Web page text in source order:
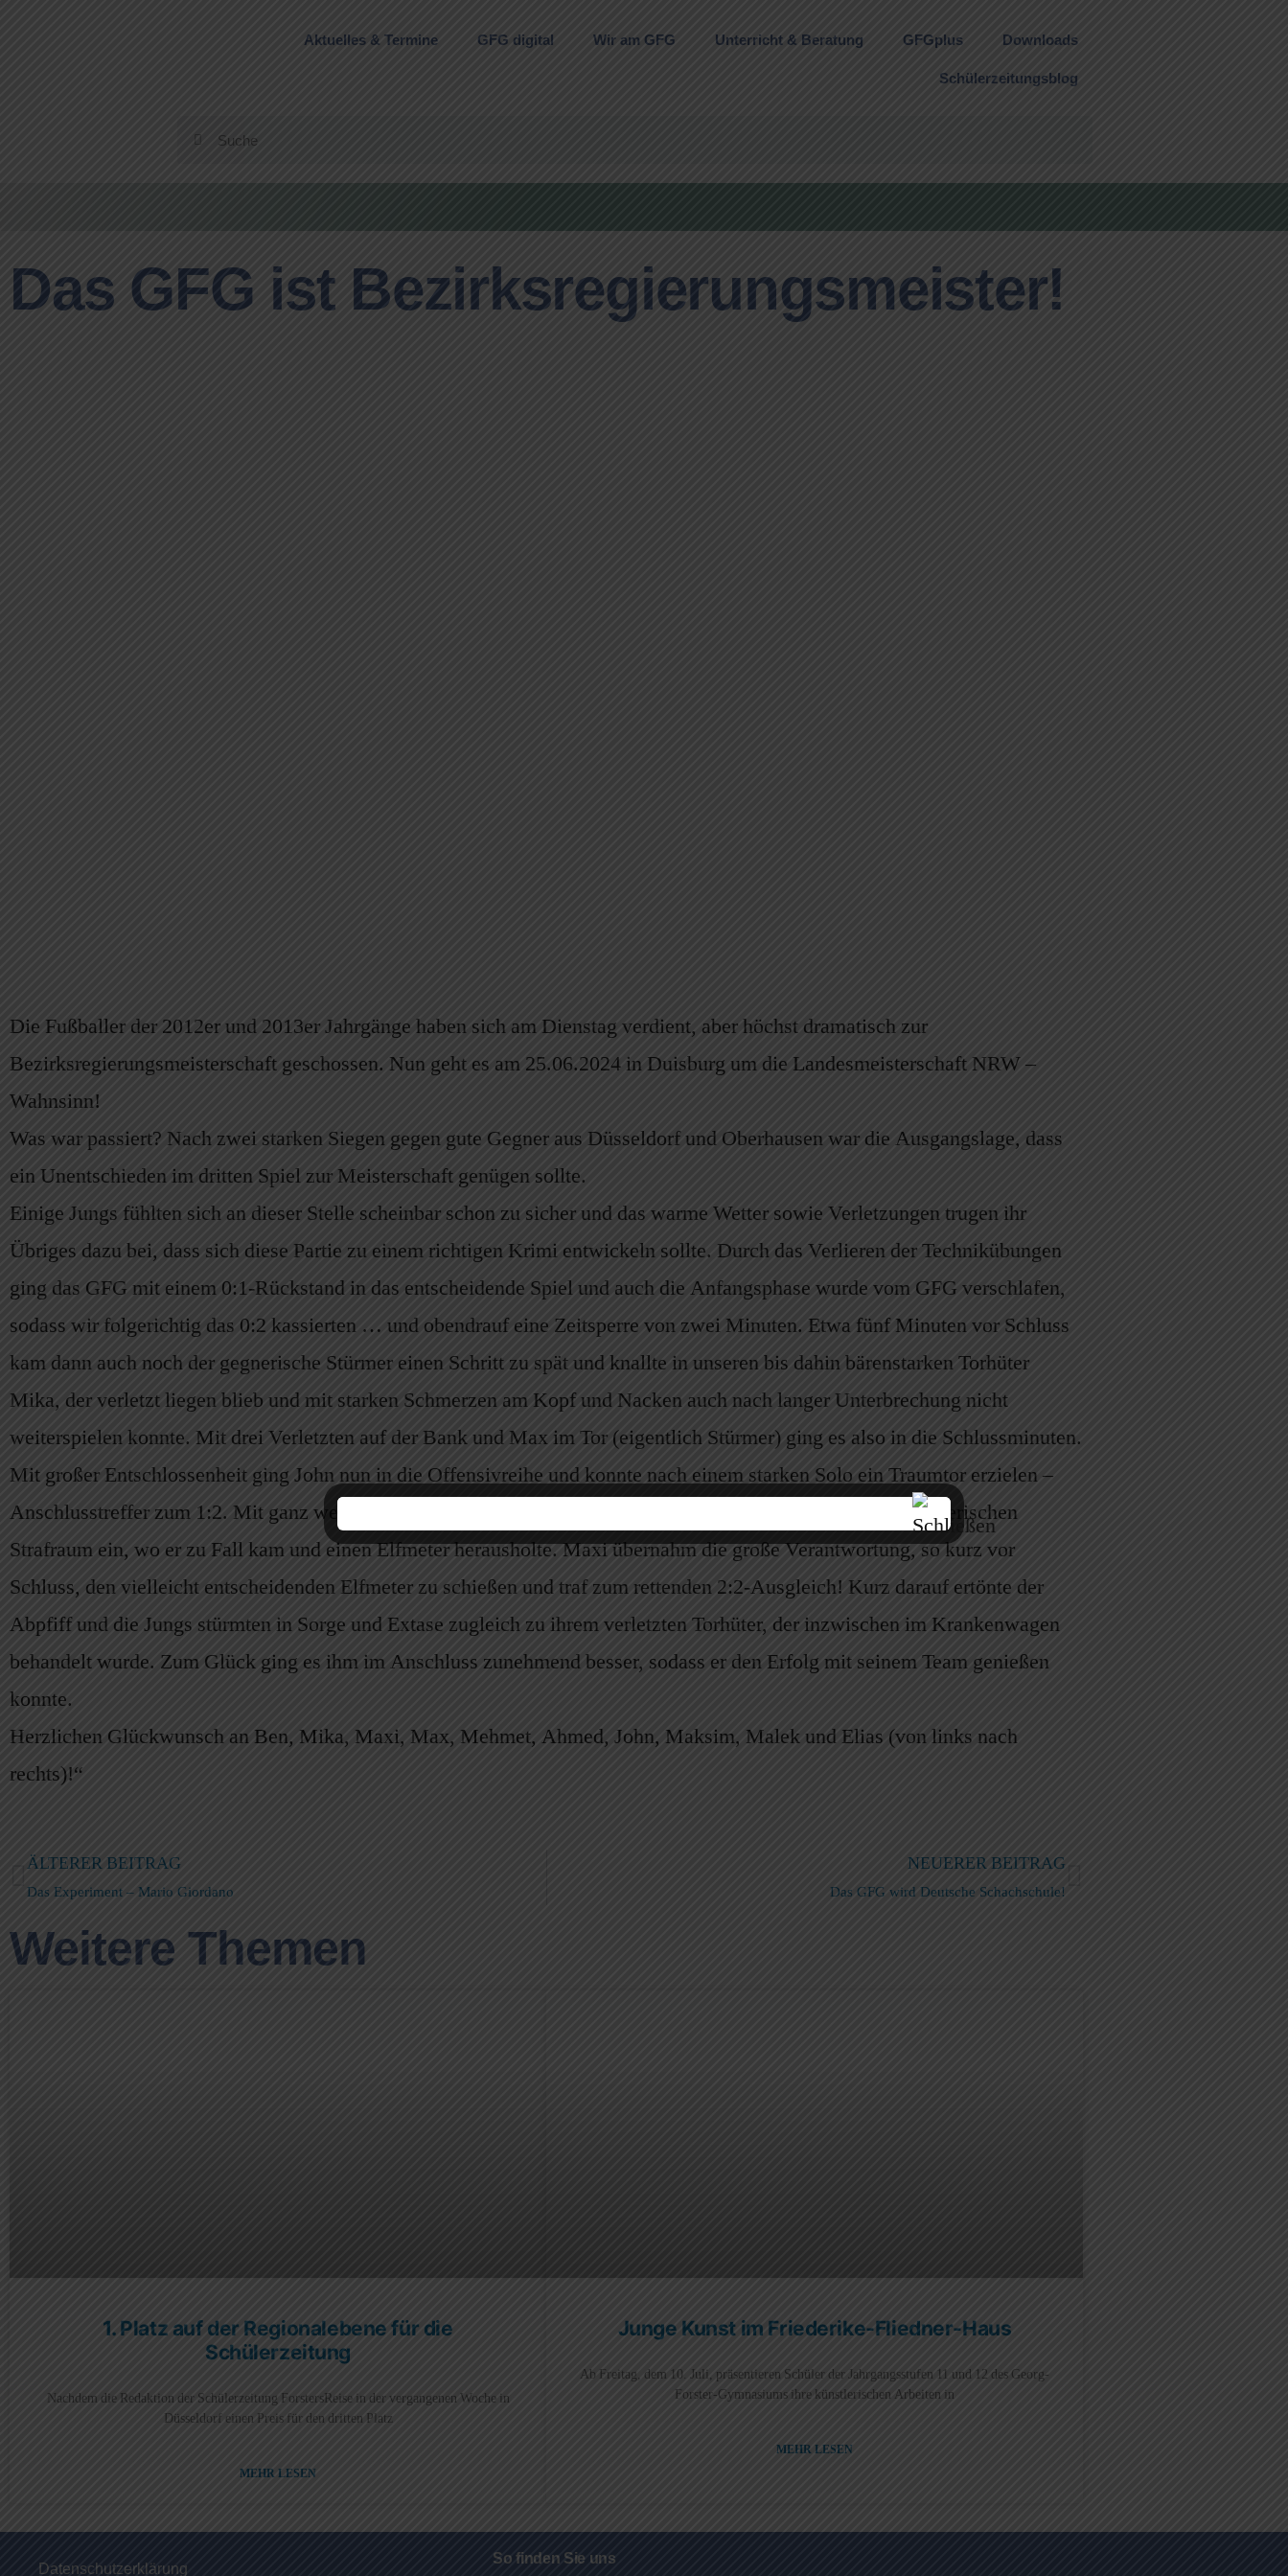
Aktuelles & Termine GFG digital Wir am GFG Unterricht & Beratung GFGplus Downloads
Schülerzeitungsblog
Das GFG ist Bezirksregierungsmeister!
Die Fußballer der 2012er und 2013er Jahrgänge haben sich am Dienstag verdient, aber höchst dramatisch zur
Bezirksregierungsmeisterschaft geschossen. Nun geht es am 25.06.2024 in Duisburg um die Landesmeisterschaft NRW –
Wahnsinn!
Was war passiert? Nach zwei starken Siegen gegen gute Gegner aus Düsseldorf und Oberhausen war die Ausgangslage, dass
ein Unentschieden im dritten Spiel zur Meisterschaft genügen sollte.
Einige Jungs fühlten sich an dieser Stelle scheinbar schon zu sicher und das warme Wetter sowie Verletzungen trugen ihr
Übriges dazu bei, dass sich diese Partie zu einem richtigen Krimi entwickeln sollte. Durch das Verlieren der Technikübungen
ging das GFG mit einem 0:1-Rückstand in das entscheidende Spiel und auch die Anfangsphase wurde vom GFG verschlafen,
sodass wir folgerichtig das 0:2 kassierten … und obendrauf eine Zeitsperre von zwei Minuten. Etwa fünf Minuten vor Schluss
kam dann auch noch der gegnerische Stürmer einen Schritt zu spät und knallte in unseren bis dahin bärenstarken Torhüter
Mika, der verletzt liegen blieb und mit starken Schmerzen am Kopf und Nacken auch nach langer Unterbrechung nicht
weiterspielen konnte. Mit drei Verletzten auf der Bank und Max im Tor (eigentlich Stürmer) ging es also in die Schlussminuten.
Mit großer Entschlossenheit ging John nun in die Offensivreihe und konnte nach einem starken Solo ein Traumtor erzielen –
Anschlusstreffer zum 1:2. Mit ganz wenig Zeit auf der Uhr drang nun Maksim über die rechte Seite in den gegnerischen
Strafraum ein, wo er zu Fall kam und einen Elfmeter herausholte. Maxi übernahm die große Verantwortung, so kurz vor
Schluss, den vielleicht entscheidenden Elfmeter zu schießen und traf zum rettenden 2:2-Ausgleich! Kurz darauf ertönte der
Abpfiff und die Jungs stürmten in Sorge und Extase zugleich zu ihrem verletzten Torhüter, der inzwischen im Krankenwagen
behandelt wurde. Zum Glück ging es ihm im Anschluss zunehmend besser, sodass er den Erfolg mit seinem Team genießen
konnte.
Herzlichen Glückwunsch an Ben, Mika, Maxi, Max, Mehmet, Ahmed, John, Maksim, Malek und Elias (von links nach
rechts)!“
ÄLTERER BEITRAG
Das Experiment – Mario Giordano
NEUERER BEITRAG
Das GFG wird Deutsche Schachschule!
Weitere Themen
1. Platz auf der Regionalebene für die
Schülerzeitung
Nachdem die Redaktion der Schülerzeitung ForstersReise in der vergangenen Woche in
Düsseldorf einen Preis für den dritten Platz
MEHR LESEN
Junge Kunst im Friederike-Fliedner-Haus
Ab Freitag, dem 10. Juli, präsentieren Schüler der Jahrgangsstufen 11 und 12 des Georg-
Forster-Gymnasiums ihre künstlerischen Arbeiten in
MEHR LESEN
Datenschutzerklärung
So finden Sie uns